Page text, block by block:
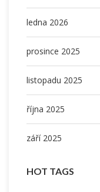
ledna 2026
prosince 2025
listopadu 2025
října 2025
září 2025
HOT TAGS